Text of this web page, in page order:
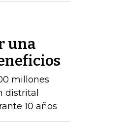
una
millones
distrital
10 años